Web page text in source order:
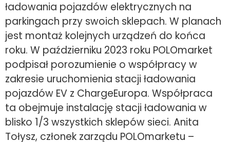
ładowania pojazdów elektrycznych na
parkingach przy swoich sklepach. W planach
jest montaż kolejnych urządzeń do końca
roku. W październiku 2023 roku POLOmarket
podpisał porozumienie o współpracy w
zakresie uruchomienia stacji ładowania
pojazdów EV z ChargeEuropa. Współpraca
ta obejmuje instalację stacji ładowania w
blisko 1/3 wszystkich sklepów sieci. Anita
Tołysz, członek zarządu POLOmarketu –